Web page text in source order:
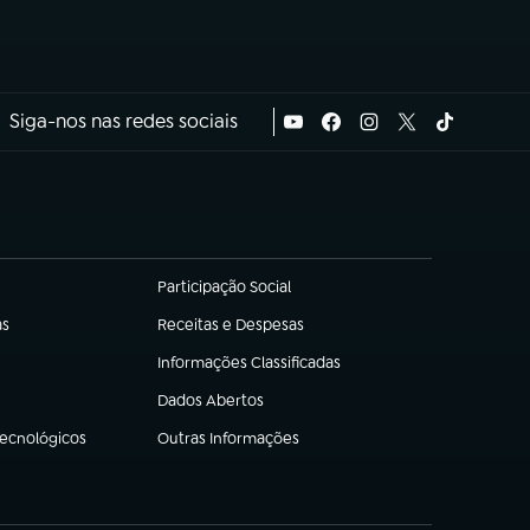
Siga-nos nas redes sociais
Participação Social
(abre em nova aba)
Receitas e Despesas
(abre em nova aba)
Informações Classificadas
(abre em nova aba)
Dados Abertos
(abre em nova aba)
Outras Informações
(abre em nova aba)